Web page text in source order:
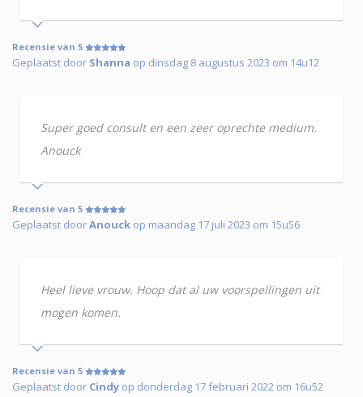
Recensie van 5
Geplaatst door Shanna op dinsdag 8 augustus 2023 om 14u12
Super goed consult en een zeer oprechte medium.
Anouck
Recensie van 5
Geplaatst doorAnouck op maandag 17 juli 2023 om 15u56
Heel lieve vrouw. Hoop dat al uw voorspellingen uit
mogen komen.
Recensie van 5
Geplaatst door Cindy op donderdag 17 februari 2022 om 16u52